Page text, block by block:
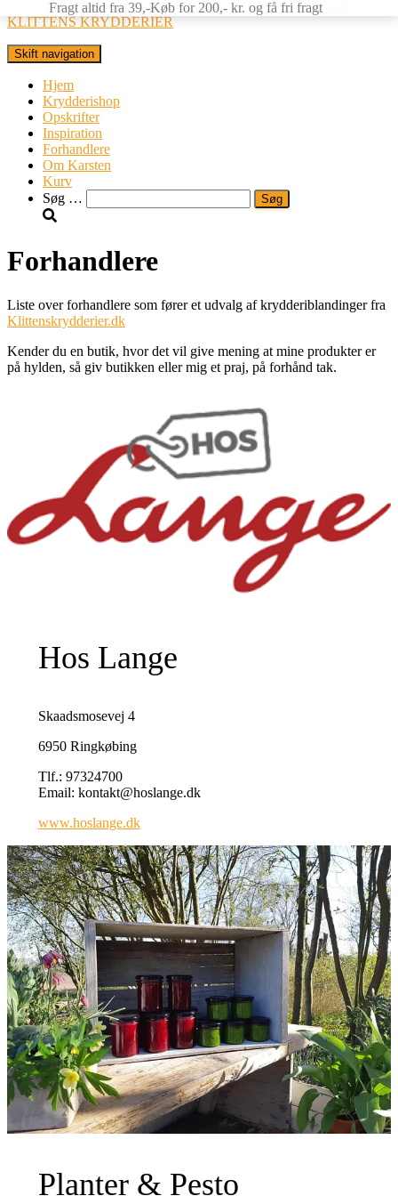
Fragt altid fra 39,-Køb for 200,- kr. og få fri fragt
KLITTENS KRYDDERIER
Skift navigation
Hjem
Krydderishop
Opskrifter
Inspiration
Forhandlere
Om Karsten
Kurv
Søg
efter:
Søg …
Forhandlere
Liste over forhandlere som fører et udvalg af krydderiblandinger fra
Klittenskrydderier.dk
Kender du en butik, hvor det vil give mening at mine produkter er
på hylden, så giv butikken eller mig et praj, på forhånd tak.
Hos Lange
Skaadsmosevej 4
6950 Ringkøbing
Tlf.: 97324700
Email: kontakt@hoslange.dk
www.hoslange.dk
Planter & Pesto